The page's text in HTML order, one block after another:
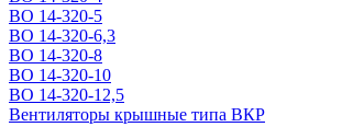
ВО 14-320-5
ВО 14-320-6,3
ВО 14-320-8
ВО 14-320-10
ВО 14-320-12,5
Вентиляторы крышные типа ВКР